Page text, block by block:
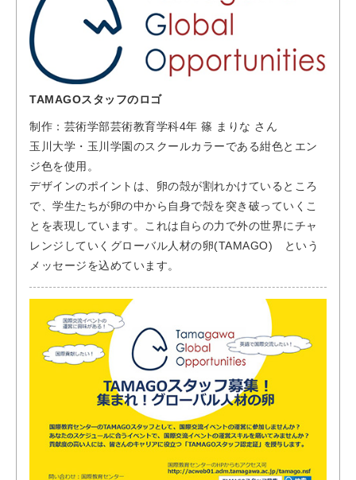
TAMAGOスタッフのロゴ
制作：芸術学部芸術教育学科4年 篠 まりな さん
玉川大学・玉川学園のスクールカラーである紺色とエン
ジ色を使用。
デザインのポイントは、卵の殻が割れかけているところ
で、学生たちが卵の中から自身で殻を突き破っていくこ
とを表現しています。これは自らの力で外の世界にチャ
レンジしていくグローバル人材の卵(TAMAGO) という
メッセージを込めています。